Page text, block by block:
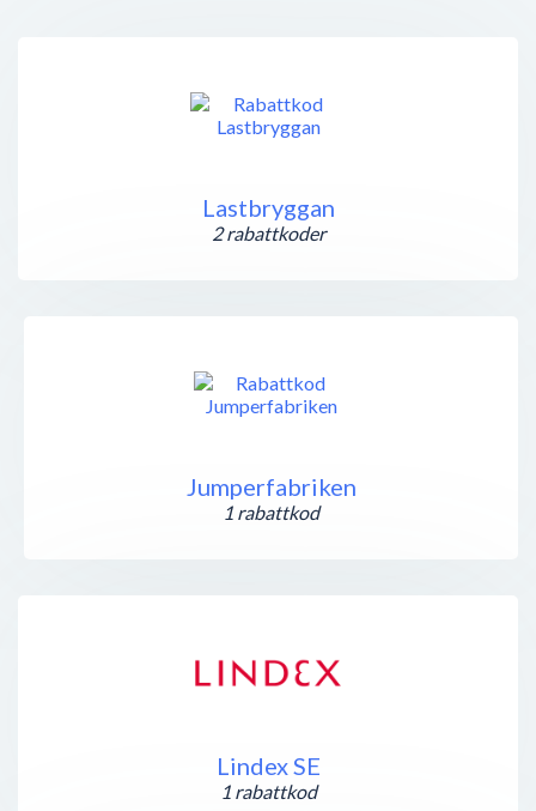
Lastbryggan
2 rabattkoder
Jumperfabriken
1 rabattkod
Lindex SE
1 rabattkod